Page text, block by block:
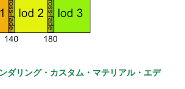
ダリング・カスタム・マテリアル・エデ